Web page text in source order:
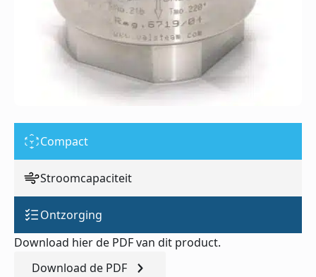
Compact
Stroomcapaciteit
Ontzorging
Download hier de PDF van dit product.
Download de PDF